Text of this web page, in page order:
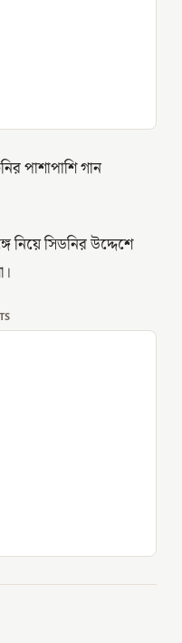
পাশাপাশি গান
নিয়ে সিডনির উদ্দেশে